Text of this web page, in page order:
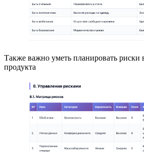
Также важно уметь планировать риски
продукта